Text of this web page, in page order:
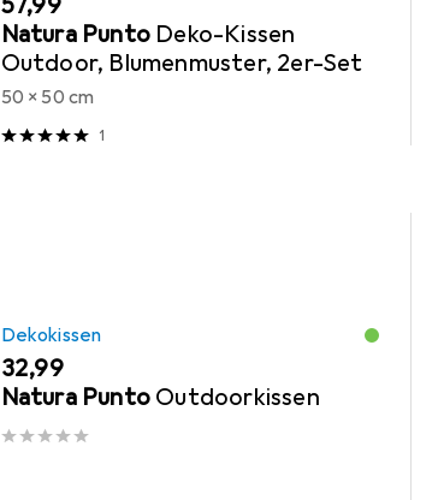
Natura Punto Deko-Kissen
Outdoor, Blumenmuster, 2er-Set
50 x 50 cm
1
Dekokissen
EUR
32,99
Natura Punto Outdoorkissen